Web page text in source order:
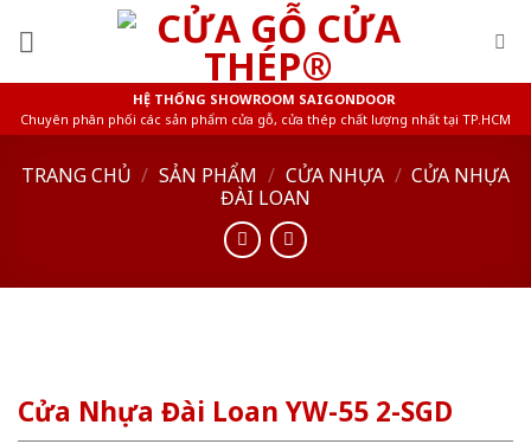
HỆ THỐNG SHOWROOM SAIGONDOOR
Chuyên phân phối các sản phẩm cửa gỗ, cửa thép chất lượng nhất tại TP.HCM
TRANG CHỦ / SẢN PHẨM / CỬA NHỰA / CỬA NHỰA
ĐÀI LOAN
Cửa Nhựa Đài Loan YW-55 2-SGD